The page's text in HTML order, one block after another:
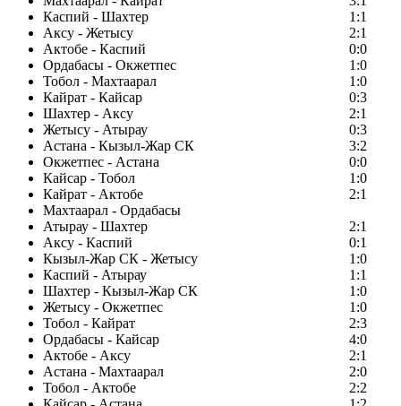
Каспий - Шахтер
1:1
Аксу - Жетысу
2:1
Актобе - Каспий
0:0
Ордабасы - Окжетпес
1:0
Тобол - Махтаарал
1:0
Кайрат - Кайсар
0:3
Шахтер - Аксу
2:1
Жетысу - Атырау
0:3
Астана - Кызыл-Жар СК
3:2
Окжетпес - Астана
0:0
Кайсар - Тобол
1:0
Кайрат - Актобе
2:1
Махтаарал - Ордабасы
Атырау - Шахтер
2:1
Аксу - Каспий
0:1
Кызыл-Жар СК - Жетысу
1:0
Каспий - Атырау
1:1
Шахтер - Кызыл-Жар СК
1:0
Жетысу - Окжетпес
1:0
Тобол - Кайрат
2:3
Ордабасы - Кайсар
4:0
Актобе - Аксу
2:1
Астана - Махтаарал
2:0
Тобол - Актобе
2:2